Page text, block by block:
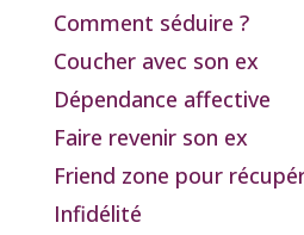
Comment séduire ?
Coucher avec son ex
Dépendance affective
Faire revenir son ex
Friend zone pour
Infidélité